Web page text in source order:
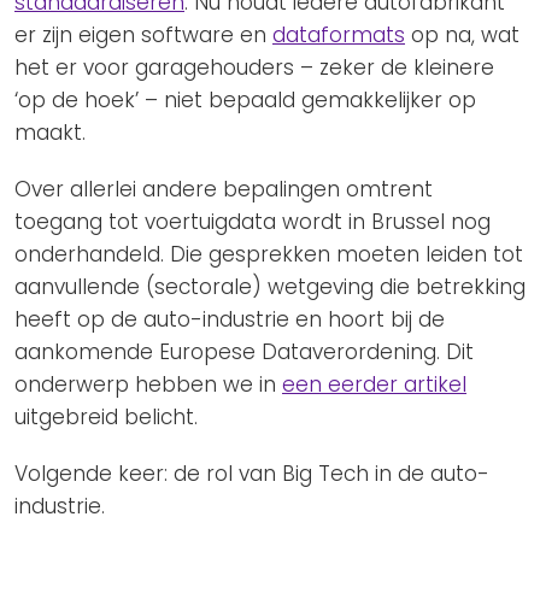
er zijn eigen software en dataformats op na, wat
het er voor garagehouders – zeker de kleinere
‘op de hoek’ – niet bepaald gemakkelijker op
maakt.
Over allerlei andere bepalingen omtrent
toegang tot voertuigdata wordt in Brussel nog
onderhandeld. Die gesprekken moeten leiden tot
aanvullende (sectorale) wetgeving die betrekking
heeft op de auto-industrie en hoort bij de
aankomende Europese Dataverordening. Dit
onderwerp hebben we in een eerder artikel
uitgebreid belicht.
Volgende keer: de rol van Big Tech in de auto-
industrie.